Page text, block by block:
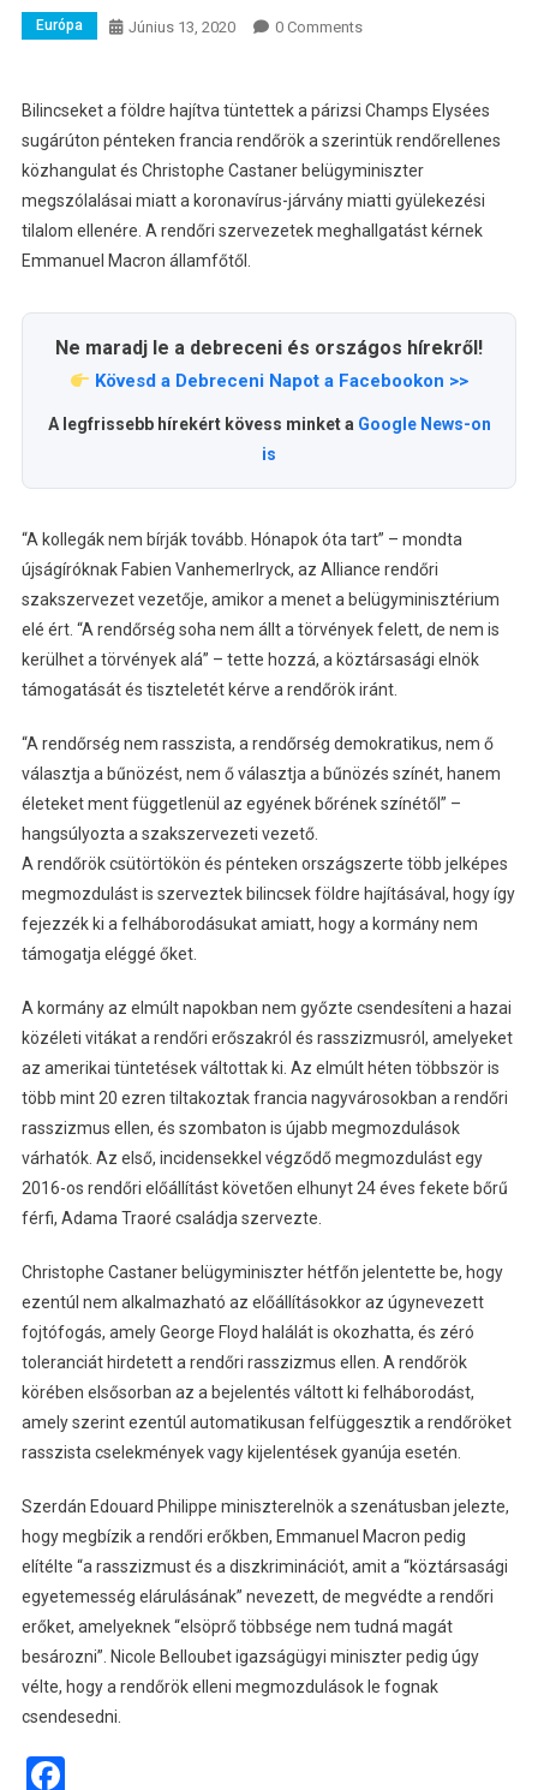
Európa Június 13, 2020 0 Comments
Bilincseket a földre hajítva tüntettek a párizsi Champs Elysées
sugárúton pénteken francia rendőrök a szerintük rendőrellenes
közhangulat és Christophe Castaner belügyminiszter
megszólalásai miatt a koronavírus-járvány miatti gyülekezési
tilalom ellenére. A rendőri szervezetek meghallgatást kérnek
Emmanuel Macron államfőtől.
Ne maradj le a debreceni és országos hírekről!
Kövesd a Debreceni Napot a Facebookon >>
A legfrissebb hírekért kövess minket a Google News-on
is
“A kollegák nem bírják tovább. Hónapok óta tart” – mondta
újságíróknak Fabien Vanhemerlryck, az Alliance rendőri
szakszervezet vezetője, amikor a menet a belügyminisztérium
elé ért. “A rendőrség soha nem állt a törvények felett, de nem is
kerülhet a törvények alá” – tette hozzá, a köztársasági elnök
támogatását és tiszteletét kérve a rendőrök iránt.
“A rendőrség nem rasszista, a rendőrség demokratikus, nem ő
választja a bűnözést, nem ő választja a bűnözés színét, hanem
életeket ment függetlenül az egyének bőrének színétől” –
hangsúlyozta a szakszervezeti vezető.
A rendőrök csütörtökön és pénteken országszerte több jelképes
megmozdulást is szerveztek bilincsek földre hajításával, hogy így
fejezzék ki a felháborodásukat amiatt, hogy a kormány nem
támogatja eléggé őket.
A kormány az elmúlt napokban nem győzte csendesíteni a hazai
közéleti vitákat a rendőri erőszakról és rasszizmusról, amelyeket
az amerikai tüntetések váltottak ki. Az elmúlt héten többször is
több mint 20 ezren tiltakoztak francia nagyvárosokban a rendőri
rasszizmus ellen, és szombaton is újabb megmozdulások
várhatók. Az első, incidensekkel végződő megmozdulást egy
2016-os rendőri előállítást követően elhunyt 24 éves fekete bőrű
férfi, Adama Traoré családja szervezte.
Christophe Castaner belügyminiszter hétfőn jelentette be, hogy
ezentúl nem alkalmazható az előállításokkor az úgynevezett
fojtófogás, amely George Floyd halálát is okozhatta, és zéró
toleranciát hirdetett a rendőri rasszizmus ellen. A rendőrök
körében elsősorban az a bejelentés váltott ki felháborodást,
amely szerint ezentúl automatikusan felfüggesztik a rendőröket
rasszista cselekmények vagy kijelentések gyanúja esetén.
Szerdán Edouard Philippe miniszterelnök a szenátusban jelezte,
hogy megbízik a rendőri erőkben, Emmanuel Macron pedig
elítélte “a rasszizmust és a diszkriminációt, amit a “köztársasági
egyetemesség elárulásának” nevezett, de megvédte a rendőri
erőket, amelyeknek “elsöprő többsége nem tudná magát
besározni”. Nicole Belloubet igazságügyi miniszter pedig úgy
vélte, hogy a rendőrök elleni megmozdulások le fognak
csendesedni.
Facebook